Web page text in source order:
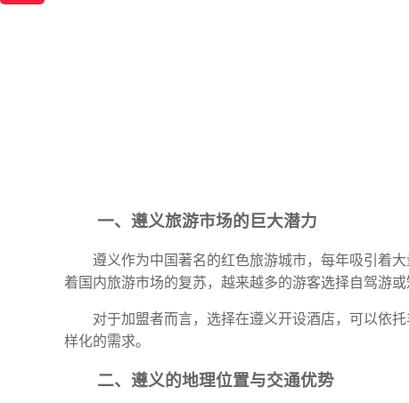
一、遵义旅游市场的巨大潜力
遵义作为中国著名的红色旅游城市，每年吸引着
着国内旅游市场的复苏，越来越多的游客选择自驾游
对于加盟者而言，选择在遵义开设酒店，可以依
样化的需求。
二、遵义的地理位置与交通优势